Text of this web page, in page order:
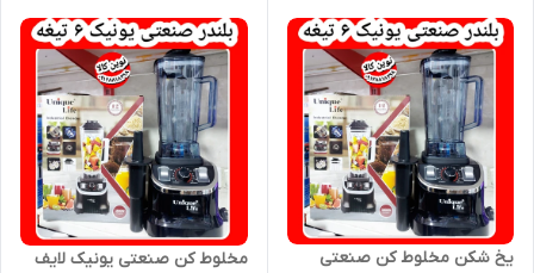
یخ شکن مخلوط کن صنعتی
مخلوط کن صنعتی یونیک لایف